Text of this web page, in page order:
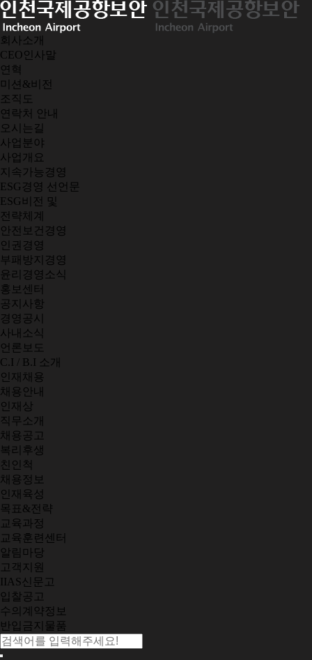
회사소개
CEO인사말
연혁
미션&비전
조직도
연락처 안내
오시는길
사업분야
사업개요
지속가능경영
ESG경영 선언문
ESG비전 및
전략체계
안전보건경영
인권경영
부패방지경영
윤리경영소식
홍보센터
공지사항
경영공시
사내소식
언론보도
C.I / B.I 소개
인재채용
채용안내
인재상
직무소개
채용공고
복리후생
친인척
채용정보
인재육성
목표&전략
교육과정
교육훈련센터
알림마당
고객지원
IIAS신문고
입찰공고
수의계약정보
반입금지물품